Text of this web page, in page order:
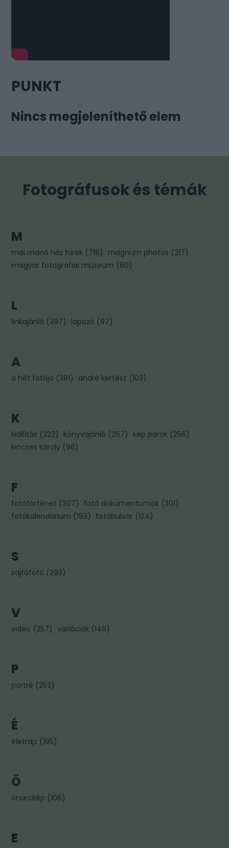
PUNKT
Nincs megjeleníthető elem
Fotográfusok és témák
M
mai manó ház hírek (718) magnum photos (217)
magyar fotográfiai múzeum (80)
L
linkajánló (397) lapozó (97)
A
a hét fotója (381) andré kertész (103)
K
kiállítás (322) könyvajánló (267) kép párok (256)
kincses károly (96)
F
fotótörténet (307) fotó dokumentumok (301)
fotókalendárium (193) fotóbulvár (124)
S
sajtófotó (293)
V
video (257) variációk (146)
P
portré (253)
É
életrajz (195)
Ö
önarckép (106)
E